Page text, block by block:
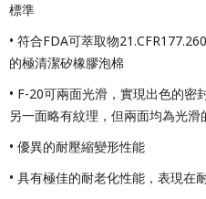
標準
• 符合FDA可萃取物
的極清潔矽橡膠泡棉
• F-20可兩面光滑，實現出色的
另一面略有紋理，但兩面均為光
• 優異的耐壓縮變形性能
• 具有極佳的耐老化性能，表現在